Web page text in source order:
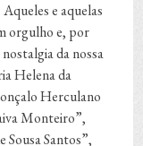
e aquelas
orgulho e, por
da nossa
Helena da
Herculano
Monteiro”,
Sousa Santos”,